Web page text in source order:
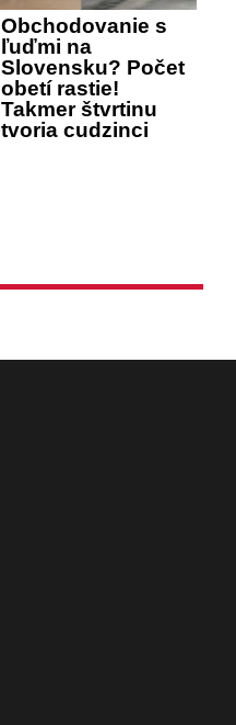
Obchodovanie s
ľuďmi na
Slovensku? Počet
obetí rastie!
Takmer štvrtinu
tvoria cudzinci